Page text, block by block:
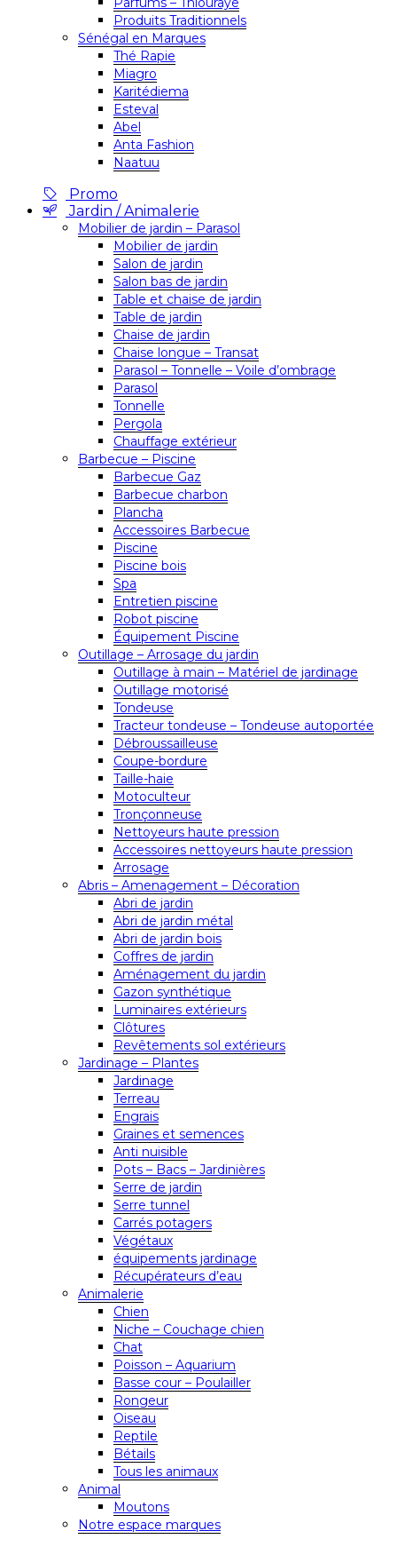
Produits Traditionnels
Sénégal en Marques
Thé Rapie
Miagro
Karitédiema
Esteval
Abel
Anta Fashion
Naatuu
Promo
Jardin / Animalerie
Mobilier de jardin – Parasol
Mobilier de jardin
Salon de jardin
Salon bas de jardin
Table et chaise de jardin
Table de jardin
Chaise de jardin
Chaise longue – Transat
Parasol – Tonnelle – Voile d’ombrage
Parasol
Tonnelle
Pergola
Chauffage extérieur
Barbecue – Piscine
Barbecue Gaz
Barbecue charbon
Plancha
Accessoires Barbecue
Piscine
Piscine bois
Spa
Entretien piscine
Robot piscine
Équipement Piscine
Outillage – Arrosage du jardin
Outillage à main – Matériel de jardinage
Outillage motorisé
Tondeuse
Tracteur tondeuse – Tondeuse autoportée
Débroussailleuse
Coupe-bordure
Taille-haie
Motoculteur
Tronçonneuse
Nettoyeurs haute pression
Accessoires nettoyeurs haute pression
Arrosage
Abris – Amenagement – Décoration
Abri de jardin
Abri de jardin métal
Abri de jardin bois
Coffres de jardin
Aménagement du jardin
Gazon synthétique
Luminaires extérieurs
Clôtures
Revêtements sol extérieurs
Jardinage – Plantes
Jardinage
Terreau
Engrais
Graines et semences
Anti nuisible
Pots – Bacs – Jardinières
Serre de jardin
Serre tunnel
Carrés potagers
Végétaux
équipements jardinage
Récupérateurs d’eau
Animalerie
Chien
Niche – Couchage chien
Chat
Poisson – Aquarium
Basse cour – Poulailler
Rongeur
Oiseau
Reptile
Bétails
Tous les animaux
Animal
Moutons
Notre espace marques